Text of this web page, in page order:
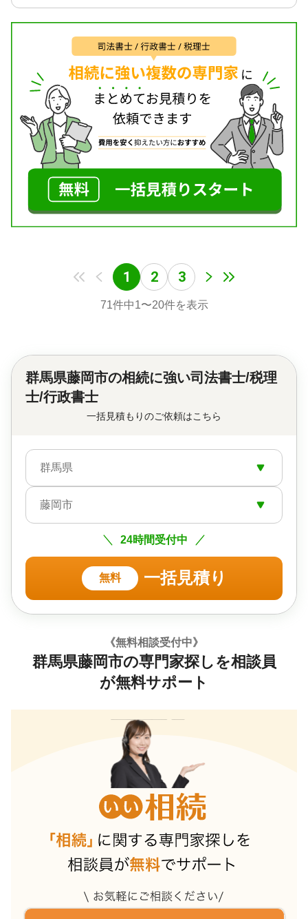
1 2 3
71件中1〜20件を表示
群馬県藤岡市の相続に強い司法書士/税理
士/行政書士
一括見積もりのご依頼はこちら
群馬県
藤岡市
24時間受付中
無料 一括見積り
《無料相談受付中》
群馬県藤岡市の専門家探しを相談員
が無料サポート